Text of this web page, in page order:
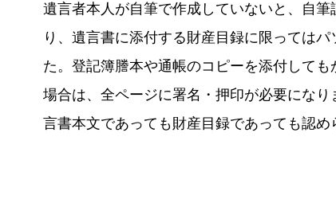
遺言者本人が自筆で作成していないと、自
り、遺言書に添付する財産目録に限っては
た。登記簿謄本や通帳のコピーを添付して
場合は、全ページに署名・押印が必要にな
言書本文であっても財産目録であっても認め